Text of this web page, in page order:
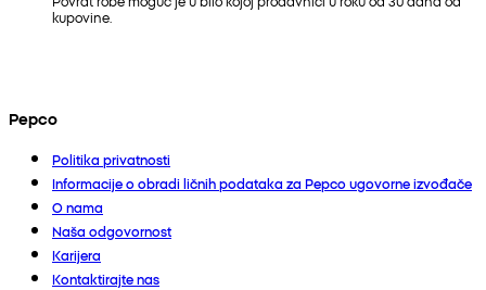
kupovine.
Pepco
Politika privatnosti
Informacije o obradi ličnih podataka za Pepco ugovorne izvođače
O nama
Naša odgovornost
Karijera
Kontaktirajte nas